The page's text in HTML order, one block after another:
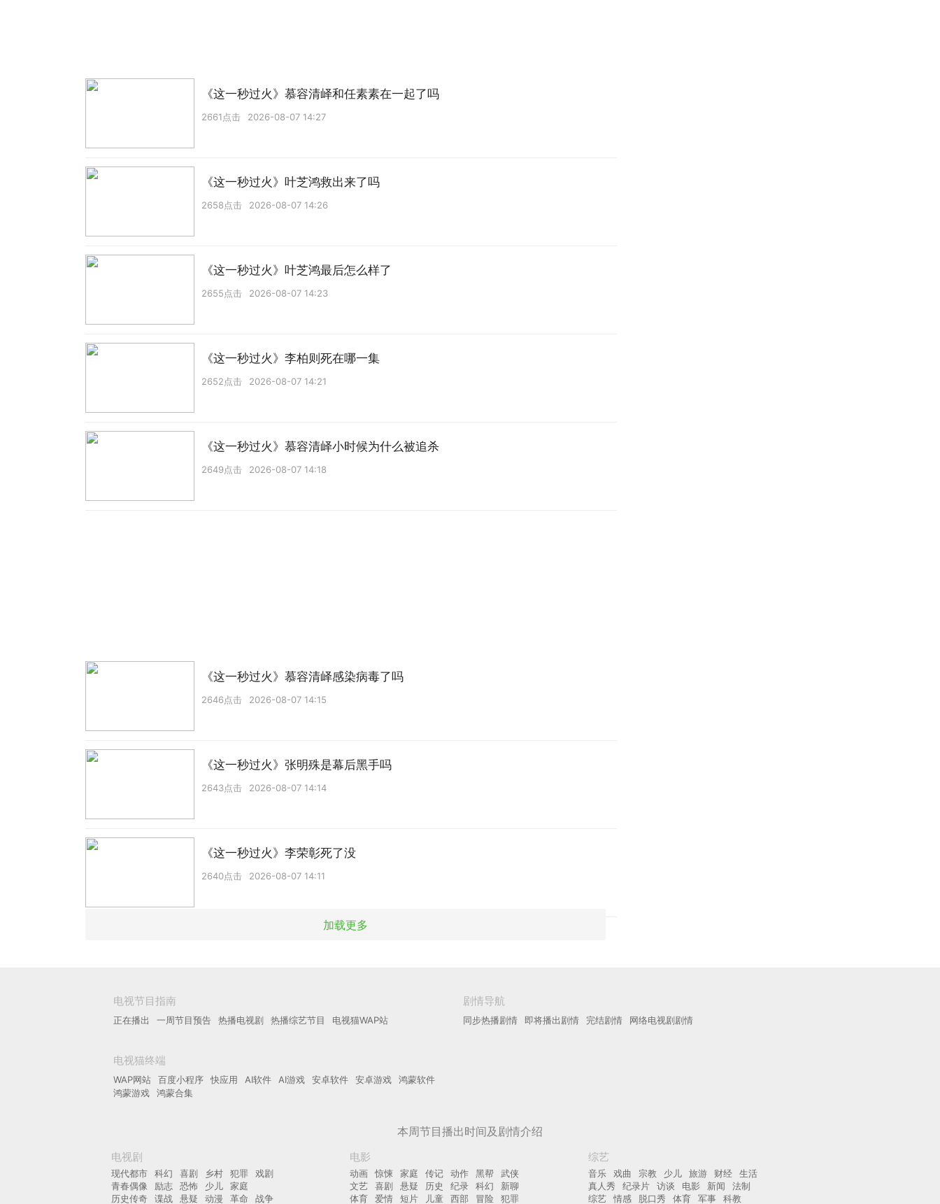
《这一秒过火》慕容清峄和任素素在一起了吗
2661点击 2026-08-07 14:27
《这一秒过火》叶芝鸿救出来了吗
2658点击 2026-08-07 14:26
《这一秒过火》叶芝鸿最后怎么样了
2655点击 2026-08-07 14:23
《这一秒过火》李柏则死在哪一集
2652点击 2026-08-07 14:21
《这一秒过火》慕容清峄小时候为什么被追杀
2649点击 2026-08-07 14:18
《这一秒过火》慕容清峄感染病毒了吗
2646点击 2026-08-07 14:15
《这一秒过火》张明殊是幕后黑手吗
2643点击 2026-08-07 14:14
《这一秒过火》李荣彰死了没
2640点击 2026-08-07 14:11
加载更多
电视节目指南
正在播出 一周节目预告 热播电视剧 热播综艺节目 电视猫WAP站
剧情导航
同步热播剧情 即将播出剧情 完结剧情 网络电视剧剧情
电视猫终端
WAP网站 百度小程序 快应用 AI软件 AI游戏 安卓软件 安卓游戏
鸿蒙软件
鸿蒙游戏
鸿蒙合集
本周节目播出时间及剧情介绍
电视剧
现代都市 科幻 喜剧 乡村 犯罪
戏剧
青春偶像
励志 恐怖 少儿
家庭
历史传奇
谍战 悬疑 动漫 革命 战争
电影
动画 惊悚 家庭 传记 动作 黑帮
武侠
文艺
喜剧 悬疑 历史 纪录 科幻
新聊
体育
爱情 短片 儿童 西部 冒险 犯罪
综艺
音乐 戏曲 宗教 少儿 旅游 财经
生活
真人秀
纪录片 访谈 电影 新闻
法制
综艺
情感 脱口秀 体育 军事 科教